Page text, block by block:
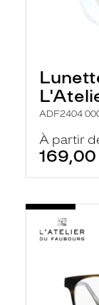
ADF2404
À partir